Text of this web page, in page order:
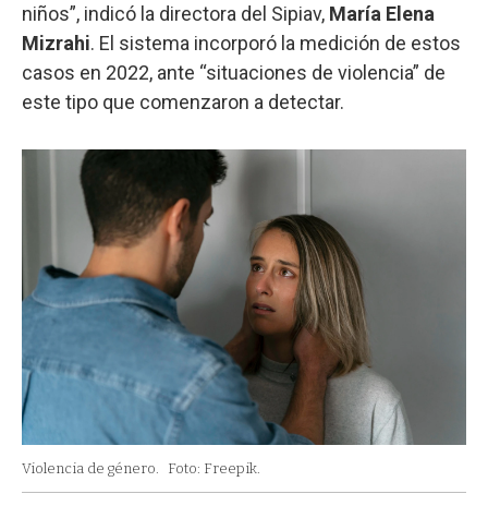
niños”, indicó la directora del Sipiav, María Elena
Mizrahi. El sistema incorporó la medición de estos
casos en 2022, ante “situaciones de violencia” de
este tipo que comenzaron a detectar.
Violencia de género. Foto: Freepik.